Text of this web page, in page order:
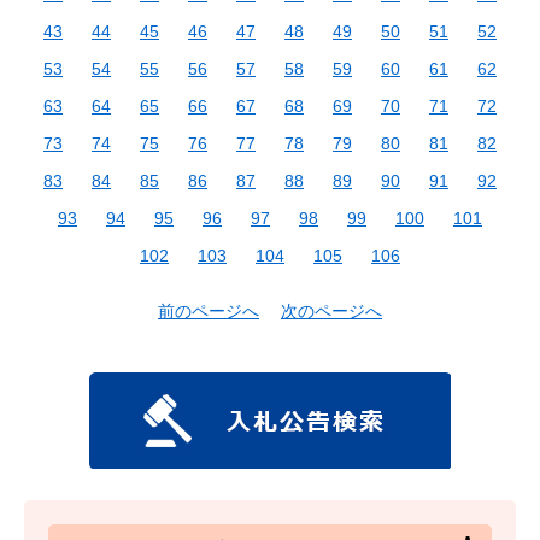
43
44 45 46 47 48 49 50 51
52
53
54 55 56 57 58 59 60 61
62
63
64 65 66 67 68 69 70 71
72
73
74 75 76 77 78 79 80 81
82
83
84 85 86 87 88 89 90 91
92
93
94 95 96 97 98 99 100
101
102
103 104 105 106
前のページへ 次のページへ